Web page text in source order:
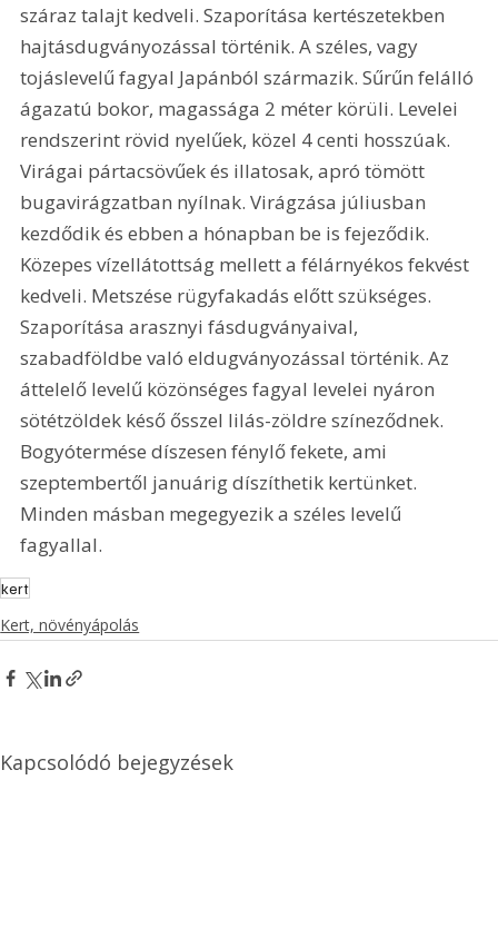
száraz talajt kedveli. Szaporítása kertészetekben
hajtásdugványozással történik. A széles, vagy
tojáslevelű fagyal Japánból származik. Sűrűn felálló
ágazatú bokor, magassága 2 méter körüli. Levelei
rendszerint rövid nyelűek, közel 4 centi hosszúak.
Virágai pártacsövűek és illatosak, apró tömött
bugavirágzatban nyílnak. Virágzása júliusban
kezdődik és ebben a hónapban be is fejeződik.
Közepes vízellátottság mellett a félárnyékos fekvést
kedveli. Metszése rügyfakadás előtt szükséges.
Szaporítása arasznyi fásdugványaival,
szabadföldbe való eldugványozással történik. Az
áttelelő levelű közönséges fagyal levelei nyáron
sötétzöldek késő ősszel lilás-zöldre színeződnek.
Bogyótermése díszesen fénylő fekete, ami
szeptembertől januárig díszíthetik kertünket.
Minden másban megegyezik a széles levelű
fagyallal.
kert
Kert, növényápolás
Kapcsolódó bejegyzések